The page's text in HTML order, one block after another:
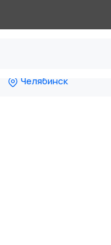
Челябинск